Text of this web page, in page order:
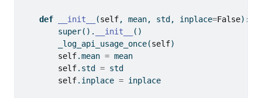
def __init__ (self, mean, std, inplace=False):
super(). __init__
()
        _log_api_usage_once(
self)
self.mean = mean
self.std = std
self.inplace = inplace